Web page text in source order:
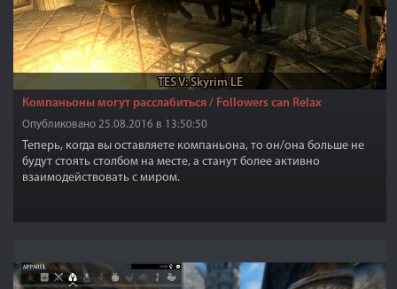
TES V: Skyrim LE
Компаньоны могут расслабиться / Followers can Relax
Опубликовано 25.08.2016 в 13:50:50
Теперь, когда вы оставляете компаньона, то он/она больше не
будут стоять столбом на месте, а станут более активно
взаимодействовать с миром.